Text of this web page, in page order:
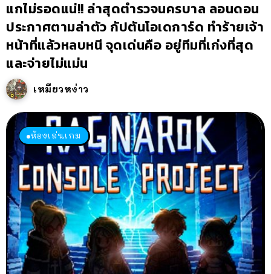
แกไม่รอดแน่!! ล่าสุดตำรวจนครบาล ลอนดอน
ประกาศตามล่าตัว กัปตันโอเดการ์ด ทำร้ายเจ้า
หน้าที่แล้วหลบหนี จุดเด่นคือ อยู่ทีมที่เก่งที่สุด
และจ่ายไม่แม่น
เหมียวหง่าว
ห้องเล่นเกม